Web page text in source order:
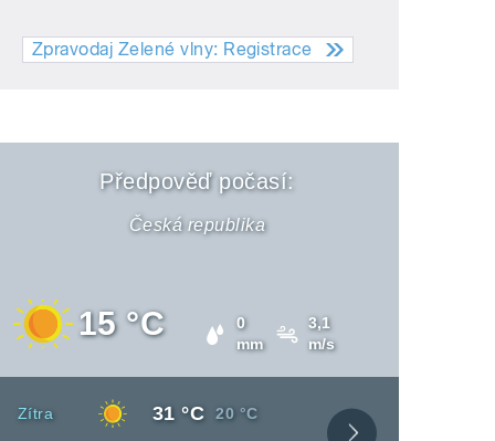
pause
Zpravodaj Zelené vlny: Registrace
Předpověď počasí:
Česká republika
15 °C Srážky
0
mm
Vítr
3,1
m/s
Noční
20 °C
Denní
31 °C
Den
Zítra